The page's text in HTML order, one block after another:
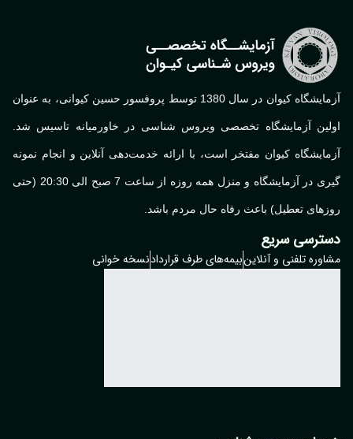
آزمایشگاه کیوان در سال 1380 توسط پروفسور حسین کیوانی، به عنوان
آزمایشگاه تخصصی ویروس شناسی در خاورمیانه تاسیس شد.
کیوان مفتخر است، با ارائه خدمت‌دهی آنلاین و انجام نمونه
گیری در آزمایشگاه و منزل همه روزه از ساعت 7 صبح الی 20:30 (حتی
تعطیل) باعث رفاه حال مردم باشد.
سریع
تلفنی و آنلاینبیمه‌های طرف قراردادنسخه خوانی